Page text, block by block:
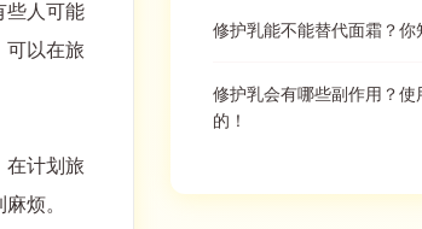
些人可能
可以在旅
在计划旅
烦。
修护乳能不能替代面霜？你
修护乳会有哪些副作用？使
的！